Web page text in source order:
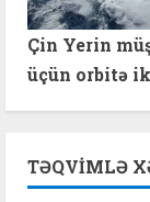
Çin Yerin
üçün orbitə
TƏQVIMLƏ